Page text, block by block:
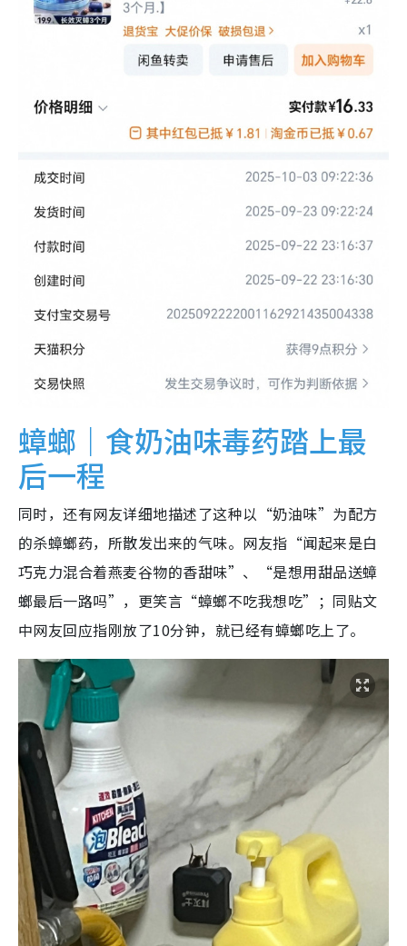
蟑螂｜食奶油味毒药踏上最
后一程
同时，还有网友详细地描述了这种以“奶油味”为配方
的杀蟑螂药，所散发出来的气味。网友指“闻起来是白
巧克力混合着燕麦谷物的香甜味”、“是想用甜品送蟑
螂最后一路吗”，更笑言“蟑螂不吃我想吃”；同贴文
中网友回应指刚放了10分钟，就已经有蟑螂吃上了。